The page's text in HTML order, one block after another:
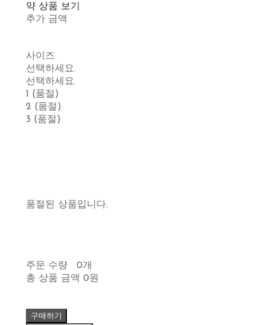
약 상품 보기
추가 금액
사이즈
선택하세요.
선택하세요.
1 (품절)
2 (품절)
3 (품절)
품절된 상품입니다.
주문 수량
0개
총 상품 금액 0원
구매하기